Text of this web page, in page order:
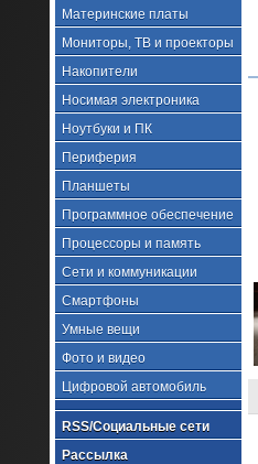
Материнские платы
Мониторы, ТВ и проекторы
Накопители
Носимая электроника
Ноутбуки и ПК
Периферия
Планшеты
Программное обеспечение
Процессоры и память
Сети и коммуникации
Смартфоны
Умные вещи
Фото и видео
Цифровой автомобиль
RSS/Социальные сети
Рассылка